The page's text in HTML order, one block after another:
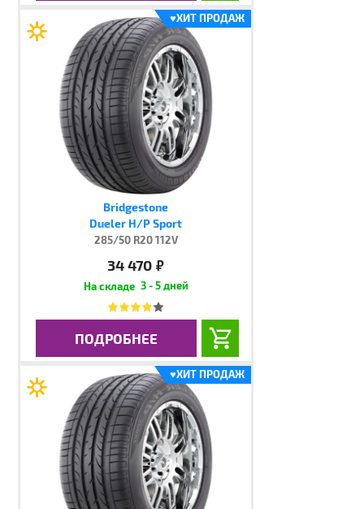
♥ХИТ ПРОДАЖ
Bridgestone
Dueler H/P Sport
285/50 R20 112V
34 470 руб.
3 - 5 дней
ПОДРОБНЕЕ
♥ХИТ ПРОДАЖ